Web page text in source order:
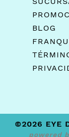
BLOG
©2026 EYE
powered